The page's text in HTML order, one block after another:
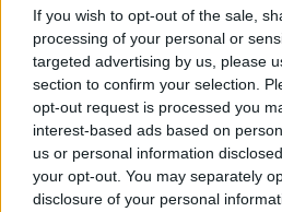
If you wish to opt-out of the sale,
processing of your personal or
targeted advertising by us, please
section to confirm your selection.
opt-out request is processed you
interest-based ads based on
us or personal information
your opt-out. You may separately
disclosure of your personal
Najnowsze
06 sierpnia 2026 | 20:44
Medziugorie: zakończył się 37.
06 sierpnia 2026 | 20:19
Biskupi Meksyku: stulecie Cristiady